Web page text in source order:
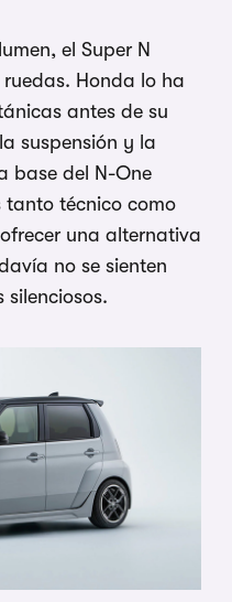
el Super N
Honda lo ha
antes de su
suspensión y la
base del N-One
tanto técnico como
una alternativa
no se sienten
silenciosos.